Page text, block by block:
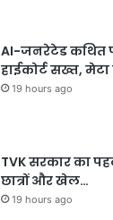
AI-जनरेटेड कथित
हाईकोर्ट सख्त,
19 hours ago
TVK सरकार का
छात्रों और खेल…
19 hours ago